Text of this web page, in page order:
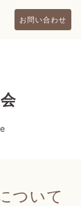
お問い合わせ
ついて